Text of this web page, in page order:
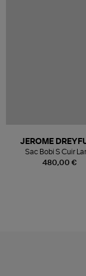
480,00 €
JEROME
Sac Bobi S Cuir
Champagne